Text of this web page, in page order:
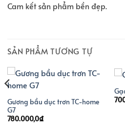
Cam kết sản phẩm bền đẹp.
SẢN PHẨM TƯƠNG TỰ
Gương bầu dục trơn TC-home
G7
780.000,0₫